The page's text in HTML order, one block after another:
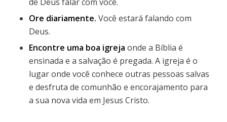
de Deus falar com você.
Ore diariamente. Você estará falando com
Deus.
Encontre uma boa igreja onde a Bíblia é
ensinada e a salvação é pregada. A igreja é o
lugar onde você conhece outras pessoas salvas
e desfruta de comunhão e encorajamento para
a sua nova vida em Jesus Cristo.